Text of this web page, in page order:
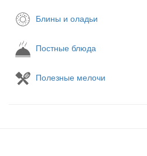
Блины и оладьи
Постные блюда
Полезные мелочи